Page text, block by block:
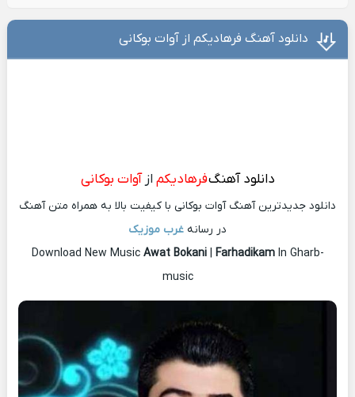
دانلود آهنگ فرهادیکم از آوات بوکانی
دانلود آهنگفرهادیکم ازآوات بوکانی
دانلود جدیدترین آهنگ آوات بوکانی با کیفیت بالا به همراه متن آهنگ
در رسانه غرب موزیک
Download New Music Awat Bokani| FarhadikamIn Gharb-
music